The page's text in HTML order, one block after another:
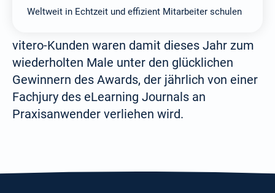
Weltweit in Echtzeit und effizient Mitarbeiter schulen
vitero-Kunden waren damit dieses Jahr zum
wiederholten Male unter den glücklichen
Gewinnern des Awards, der jährlich von einer
Fachjury des eLearning Journals an
Praxisanwender verliehen wird.